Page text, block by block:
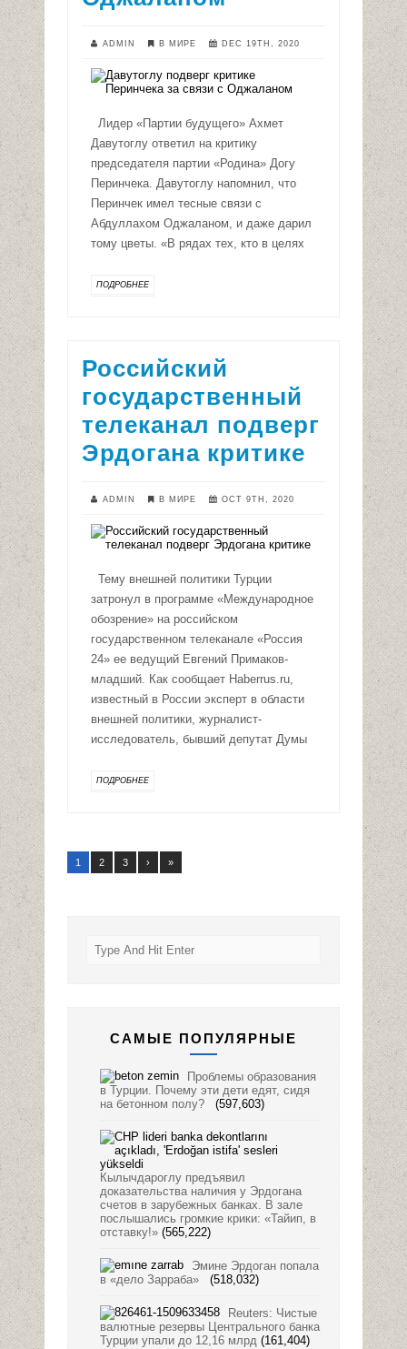
ADMIN В МИРЕ DEC 19TH, 2020
Лидер «Партии будущего» Ахмет
Давутоглу ответил на критику
председателя партии «Родина» Догу
Перинчека. Давутоглу напомнил, что
Перинчек имел тесные связи с
Абдуллахом Оджаланом, и даже дарил
тому цветы. «В рядах тех, кто в целях
ПОДРОБНЕЕ
Российский
государственный
телеканал подверг
Эрдогана критике
ADMIN В МИРЕ OCT 9TH, 2020
Тему внешней политики Турции
затронул в программе «Международное
обозрение» на российском
государственном телеканале «Россия
24» ее ведущий Евгений Примаков-
младший. Как сообщает Haberrus.ru,
известный в России эксперт в области
внешней политики, журналист-
исследователь, бывший депутат Думы
ПОДРОБНЕЕ
1 2 3 › »
САМЫЕ ПОПУЛЯРНЫЕ
Проблемы образования
в Турции. Почему эти дети едят, сидя
на бетонном полу?
(597,603)
Кылычдароглу предъявил
доказательства наличия у Эрдогана
счетов в зарубежных банках. В зале
послышались громкие крики: «Тайип, в
отставку!» (565,222)
Эмине Эрдоган попала
в «дело Зарраба»
(518,032)
Reuters: Чистые
валютные резервы Центрального банка
Турции упали до 12,16 млрд (161,404)